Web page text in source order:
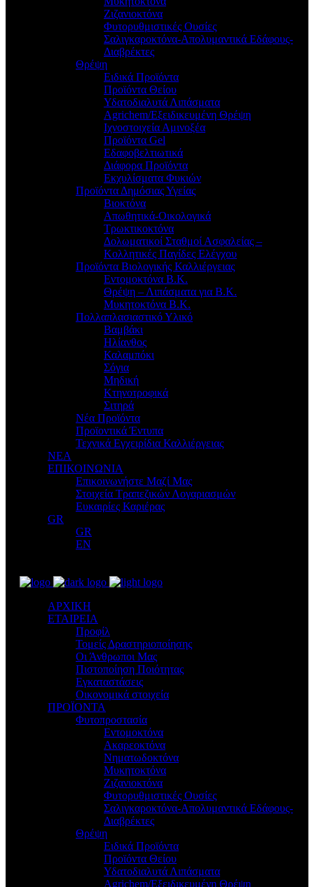
Ζιζανιοκτόνα
Φυτορυθμιστικές Ουσίες
Σαλιγκαροκτόνα-Απολυμαντικά Εδάφους-
Διαβρέκτες
Θρέψη
Ειδικά Προϊόντα
Προϊόντα Θείου
Υδατοδιαλυτά Λιπάσματα
Agrichem/Εξειδικευμένη Θρέψη
Ιχνοστοιχεία Αμινοξέα
Προϊόντα Gel
Εδαφοβελτιωτικά
Διάφορα Προϊόντα
Εκχυλίσματα Φυκιών
Προϊόντα Δημόσιας Υγείας
Βιοκτόνα
Απωθητικά-Οικολογικά
Τρωκτικοκτόνα
Δολωματικοί Σταθμοί Ασφαλείας –
Κολλητικές Παγίδες Ελέγχου
Προϊόντα Βιολογικής Καλλιέργειας
Εντομοκτόνα Β.Κ.
Θρέψη – Λιπάσματα για Β.Κ.
Μυκητοκτόνα Β.Κ.
Πολλαπλασιαστικό Υλικό
Βαμβάκι
Ηλίανθος
Καλαμπόκι
Σόγια
Μηδική
Κτηνοτροφικά
Σιτηρά
Νέα Προϊόντα
Προϊοντικά Έντυπα
Τεχνικά Εγχειρίδια Καλλιέργειας
ΝΕΑ
ΕΠΙΚΟΙΝΩΝΙΑ
Επικοινωνήστε Μαζί Μας
Στοιχεία Τραπεζικών Λογαριασμών
Ευκαιρίες Καριέρας
GR
GR
EN
ΑΡΧΙΚΗ
ΕΤΑΙΡΕΙΑ
Προφίλ
Τομείς Δραστηριοποίησης
Οι Άνθρωποι Μας
Πιστοποίηση Ποιότητας
Εγκαταστάσεις
Οικονομικά στοιχεία
ΠΡΟΪΟΝΤΑ
Φυτοπροστασία
Εντομοκτόνα
Ακαρεοκτόνα
Νηματωδοκτόνα
Μυκητοκτόνα
Ζιζανιοκτόνα
Φυτορυθμιστικές Ουσίες
Σαλιγκαροκτόνα-Απολυμαντικά Εδάφους-
Διαβρέκτες
Θρέψη
Ειδικά Προϊόντα
Προϊόντα Θείου
Υδατοδιαλυτά Λιπάσματα
Agrichem/Εξειδικευμένη Θρέψη